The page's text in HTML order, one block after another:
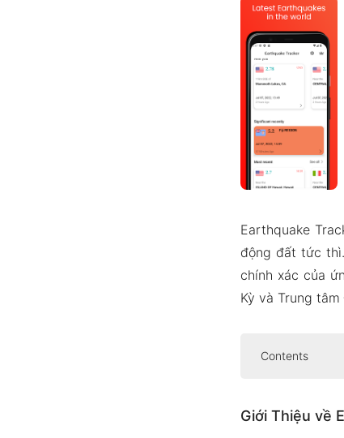
Earthquake
động đất tức
chính xác của
Kỳ và Trung
Contents
Giám
Giới Thiệu về